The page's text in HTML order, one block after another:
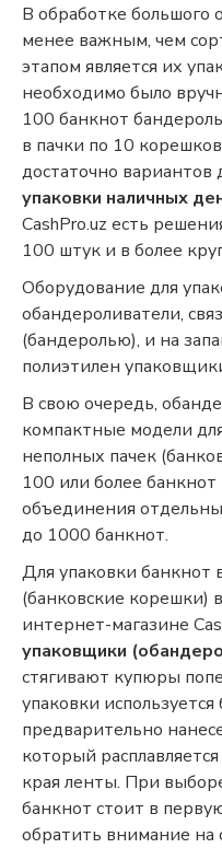
В обработке большого
менее важным, чем
этапом является их
необходимо было
100 банкнот
в пачки по 10
достаточно вариантов
упаковки наличных
CashPro.uz есть
100 штук и в более
Оборудование для
обандероливатели,
(бандеролью), и на
полиэтилен
В свою очередь,
компактные модели
неполных пачек
100 или более
объединения
до 1000 банкнот.
Для упаковки банкнот
(банковские корешки)
интернет-магазине
упаковщики
стягивают купюры
упаковки
предварительно
который
края ленты. При
банкнот стоит в
обратить внимание